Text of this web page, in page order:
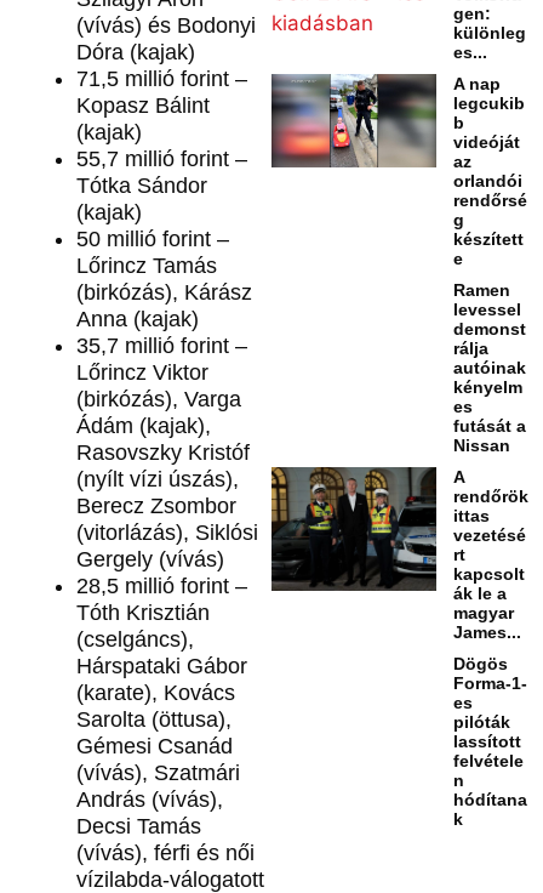
(vívás) és Bodonyi
Dóra (kajak)
71,5 millió forint –
Kopasz Bálint
(kajak)
55,7 millió forint –
Tótka Sándor
(kajak)
50 millió forint –
Lőrincz Tamás
(birkózás), Kárász
Anna (kajak)
35,7 millió forint –
Lőrincz Viktor
(birkózás), Varga
Ádám (kajak),
Rasovszky Kristóf
(nyílt vízi úszás),
Berecz Zsombor
(vitorlázás), Siklósi
Gergely (vívás)
28,5 millió forint –
Tóth Krisztián
(cselgáncs),
Hárspataki Gábor
(karate), Kovács
Sarolta (öttusa),
Gémesi Csanád
(vívás), Szatmári
András (vívás),
Decsi Tamás
(vívás), férfi és női
vízilabda-válogatott
gen:
különleg
es...
A nap
legcukib
b
videóját
az
orlandói
rendőrsé
g
készített
e
Ramen
levessel
demonst
rálja
autóinak
kényelm
es
futását a
Nissan
A
rendőrök
ittas
vezetésé
rt
kapcsolt
ák le a
magyar
James...
Dögös
Forma-1-
es
pilóták
lassított
felvétele
n
hódítana
k